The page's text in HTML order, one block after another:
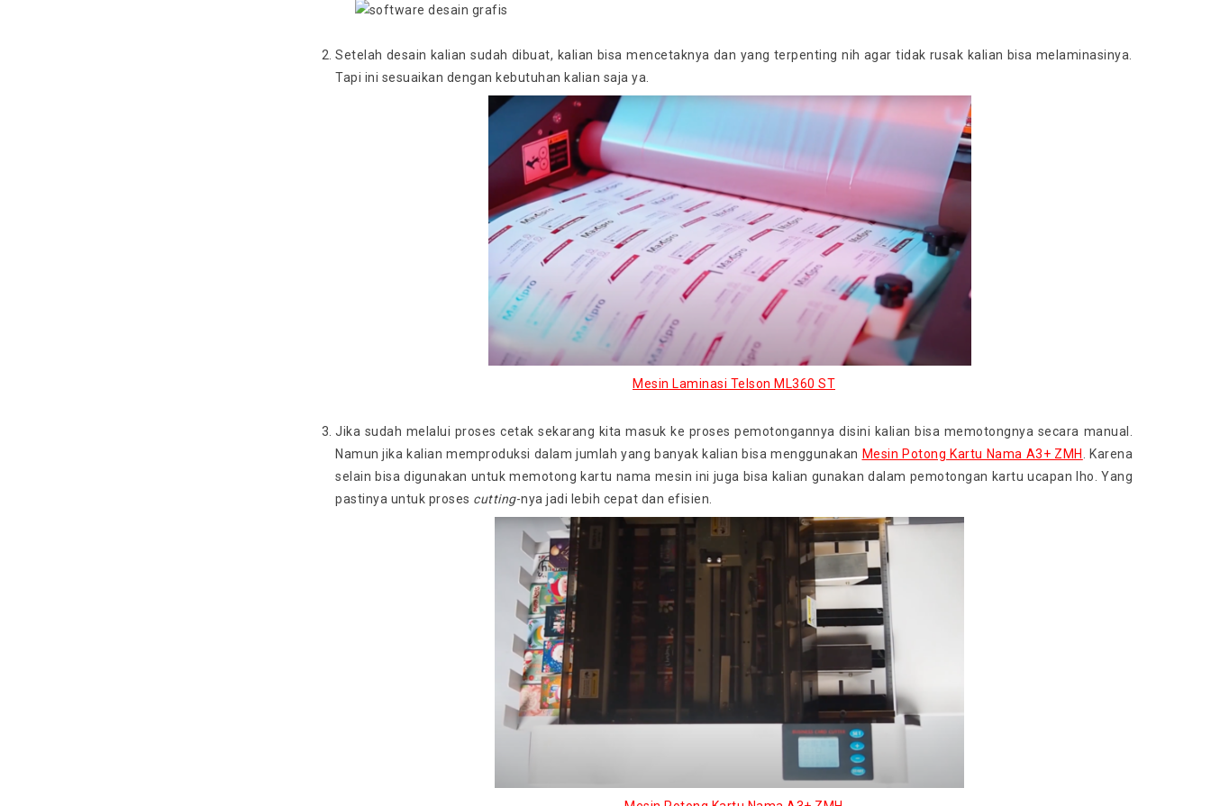
Setelah desain kalian sudah dibuat, kalian bisa mencetaknya dan yang terpenting nih agar tidak rusak kalian bisa melaminasinya.
Tapi ini sesuaikan dengan kebutuhan kalian saja ya.
Mesin Laminasi Telson ML360 ST
Jika sudah melalui proses cetak sekarang kita masuk ke proses pemotongannya disini kalian bisa memotongnya secara manual.
Namun jika kalian memproduksi dalam jumlah yang banyak kalian bisa menggunakan Mesin Potong Kartu Nama A3+ ZMH . Karena
selain bisa digunakan untuk memotong kartu nama mesin ini juga bisa kalian gunakan dalam pemotongan kartu ucapan lho. Yang
pastinya untuk proses cutting-nya jadi lebih cepat dan efisien.